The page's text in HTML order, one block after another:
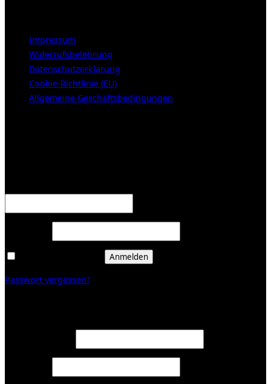
Impressum
Widerrufsbelehrung
Datenschutzerklärung
Cookie-Richtlinie (EU)
Allgemeine Geschäftsbedingungen
Anmelden
Passwort vergessen?